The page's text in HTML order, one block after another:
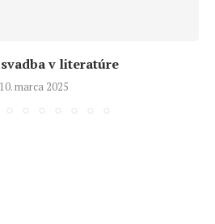
v literatúre
10. marca 2025